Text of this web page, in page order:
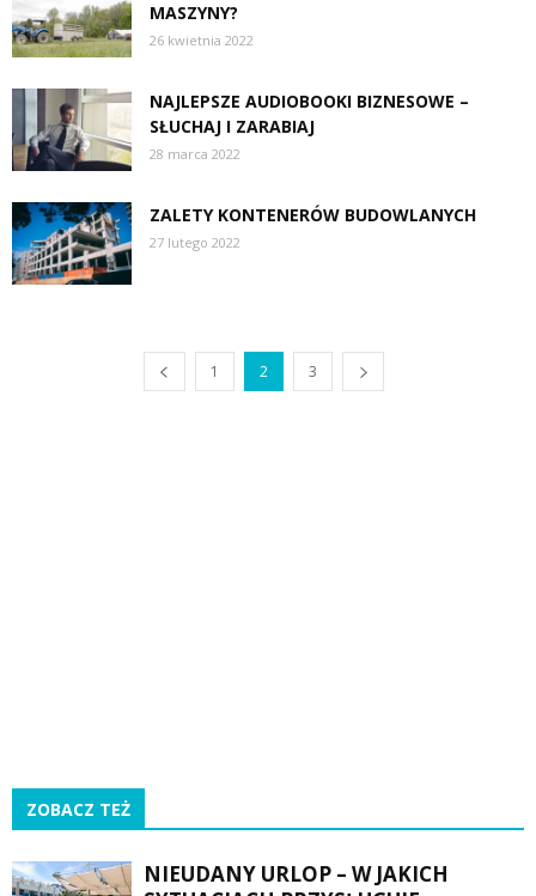
MASZYNY?
26 kwietnia 2022
NAJLEPSZE AUDIOBOOKI BIZNESOWE –
SŁUCHAJ I ZARABIAJ
28 marca 2022
ZALETY KONTENERÓW BUDOWLANYCH
27 lutego 2022
1 2 3
ZOBACZ TEŻ
NIEUDANY URLOP – W JAKICH